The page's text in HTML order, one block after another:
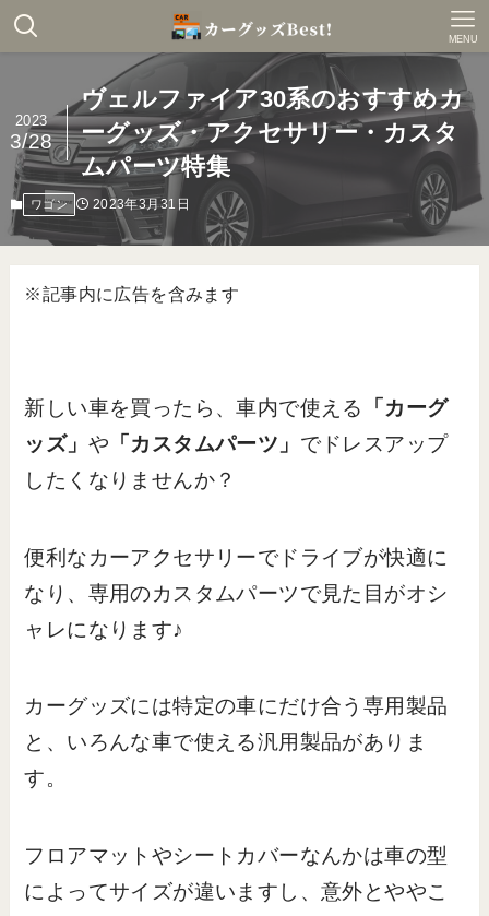
MENU
ヴェルファイア30系のおすすめカ
ーグッズ・アクセサリー・カスタ
ムパーツ特集
2023
3/28
ワゴン 2023年3月31日
※記事内に広告を含みます
新しい車を買ったら、車内で使える
「カーグ
ッズ」 や 「カスタムパーツ」 でドレスアップ
したくなりませんか？
便利なカーアクセサリーでドライブが快適に
なり、専用のカスタムパーツで見た目がオシ
ャレになります♪
カーグッズには特定の車にだけ合う専用製品
と、いろんな車で使える汎用製品がありま
す。
フロアマットやシートカバーなんかは車の型
によってサイズが違いますし、意外とややこ